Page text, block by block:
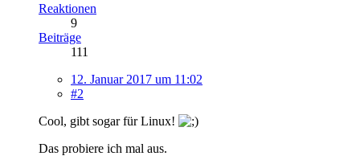
Reaktionen
9
Beiträge
111
12. Januar 2017 um 11:02
#2
Cool, gibt sogar für Linux!
Das probiere ich mal aus.